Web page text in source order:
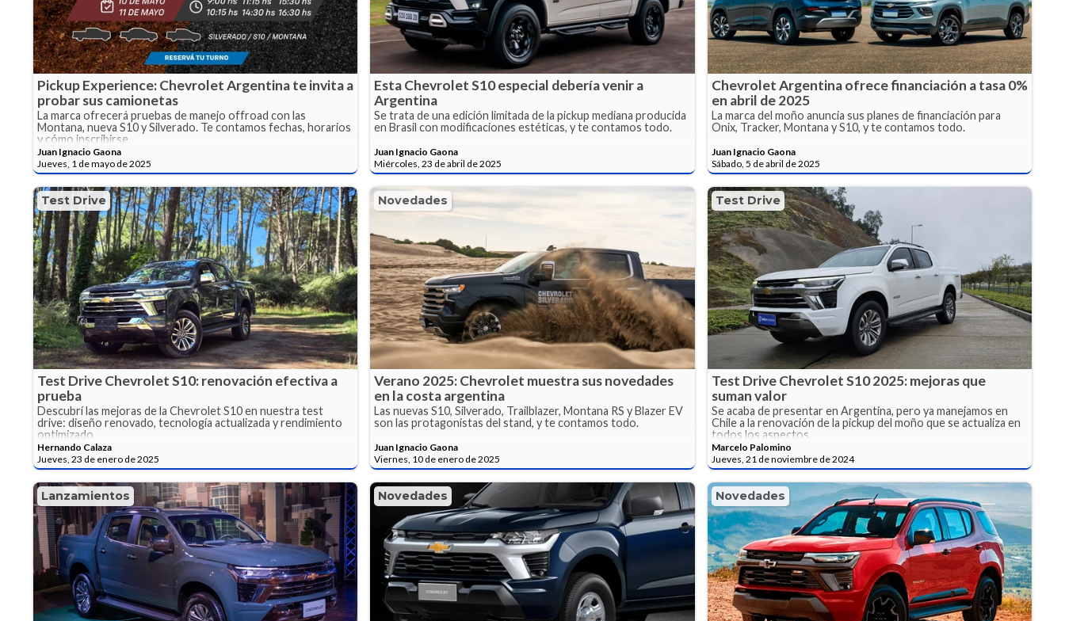
Pickup Experience: Chevrolet Argentina te invita a
probar sus camionetas
La marca ofrecerá pruebas de manejo offroad con las
Montana, nueva S10 y Silverado. Te contamos fechas, horarios
y cómo inscribirse.
Juan Ignacio Gaona
Jueves, 1 de mayo de 2025
Esta Chevrolet S10 especial debería venir a
Argentina
Se trata de una edición limitada de la pickup mediana producida
en Brasil con modificaciones estéticas, y te contamos todo.
Juan Ignacio Gaona
Miércoles, 23 de abril de 2025
Chevrolet Argentina ofrece financiación a tasa 0%
en abril de 2025
La marca del moño anuncia sus planes de financiación para
Onix, Tracker, Montana y S10, y te contamos todo.
Juan Ignacio Gaona
Sábado, 5 de abril de 2025
Test Drive
Test Drive Chevrolet S10: renovación efectiva a
prueba
Descubrí las mejoras de la Chevrolet S10 en nuestra test
drive: diseño renovado, tecnología actualizada y rendimiento
optimizado
Hernando Calaza
Jueves, 23 de enero de 2025
Novedades
Verano 2025: Chevrolet muestra sus novedades
en la costa argentina
Las nuevas S10, Silverado, Trailblazer, Montana RS y Blazer EV
son las protagonistas del stand, y te contamos todo.
Juan Ignacio Gaona
Viernes, 10 de enero de 2025
Test Drive
Test Drive Chevrolet S10 2025: mejoras que
suman valor
Se acaba de presentar en Argentina, pero ya manejamos en
Chile a la renovación de la pickup del moño que se actualiza en
todos los aspectos.
Marcelo Palomino
Jueves, 21 de noviembre de 2024
Lanzamientos Novedades Novedades